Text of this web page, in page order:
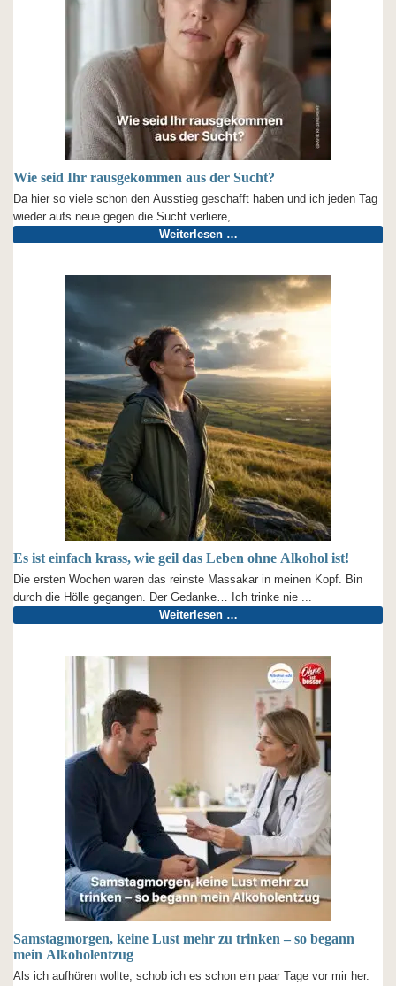
Wie seid Ihr rausgekommen aus der Sucht?
Da hier so viele schon den Ausstieg geschafft haben und ich jeden Tag
wieder aufs neue gegen die Sucht verliere, ...
Weiterlesen …
Es ist einfach krass, wie geil das Leben ohne Alkohol ist!
Die ersten Wochen waren das reinste Massakar in meinen Kopf. Bin
durch die Hölle gegangen. Der Gedanke… Ich trinke nie ...
Weiterlesen …
Samstagmorgen, keine Lust mehr zu trinken – so begann
mein Alkoholentzug
Als ich aufhören wollte, schob ich es schon ein paar Tage vor mir her.